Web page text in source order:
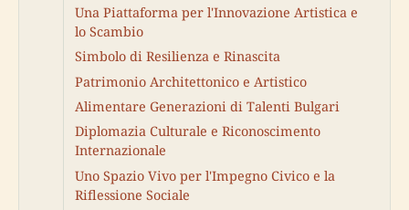
Una Piattaforma per l'Innovazione Artistica e
lo Scambio
Simbolo di Resilienza e Rinascita
Patrimonio Architettonico e Artistico
Alimentare Generazioni di Talenti Bulgari
Diplomazia Culturale e Riconoscimento
Internazionale
Uno Spazio Vivo per l'Impegno Civico e la
Riflessione Sociale